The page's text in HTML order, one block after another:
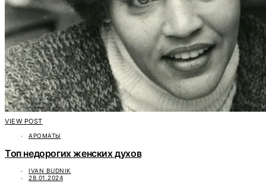
VIEW POST
АРОМАТЫ
Топ недорогих женских духов
IVAN BUDNIK
28.01.2024